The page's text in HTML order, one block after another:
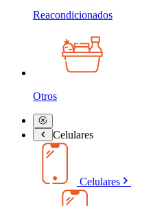
Reacondicionados
Otros
Celulares
Celulares